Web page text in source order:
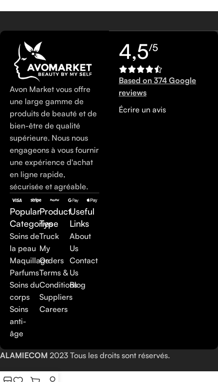
Avon Market vous offre
une large gamme de
produits de beauté et de
bien-être de qualité
supérieure. Nous nous
engageons à vous fournir
une expérience d'achat
en ligne rapide,
sécurisée et agréable.
Popular
Categories
Soins de
la peau
Maquillage
Parfums
Soins du
corps
Soins
anti-
âge
Product
Type
Truck
My
Orders
Terms &
Conditions
Suppliers
Careers
Useful
Links
About
Us
Contact
Us
Blog
4,5/5
Based on 374 Google
reviews
Écrire un avis
ALAMIECOM 2023 Tous les droits sont réservés.